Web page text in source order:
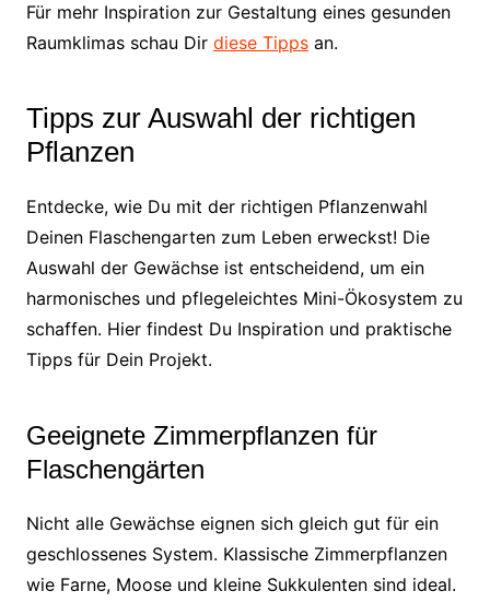
Für mehr Inspiration zur Gestaltung eines gesunden
Raumklimas schau Dir diese Tippsan.
Tipps zur Auswahl der richtigen
Pflanzen
Entdecke, wie Du mit der richtigen Pflanzenwahl
Deinen Flaschengarten zum Leben erweckst! Die
Auswahl der Gewächse ist entscheidend, um ein
harmonisches und pflegeleichtes Mini-Ökosystem zu
schaffen. Hier findest Du Inspiration und praktische
Tipps für Dein Projekt.
Geeignete Zimmerpflanzen für
Flaschengärten
Nicht alle Gewächse eignen sich gleich gut für ein
geschlossenes System. Klassische Zimmerpflanzen
wie Farne, Moose und kleine Sukkulenten sind ideal.